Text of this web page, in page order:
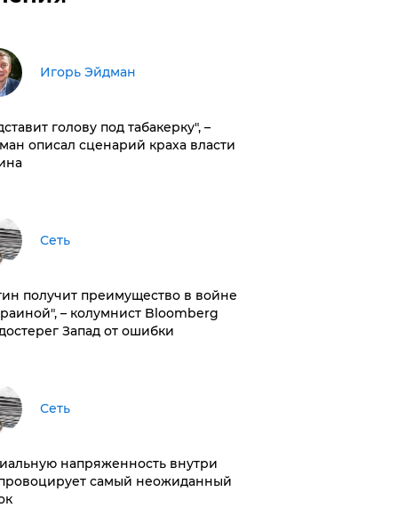
Игорь Эйдман
голову под табакерку", –
описал сценарий краха власти
Сеть
получит преимущество в войне
– колумнист Bloomberg
Запад от ошибки
Сеть
напряженность внутри
самый неожиданный